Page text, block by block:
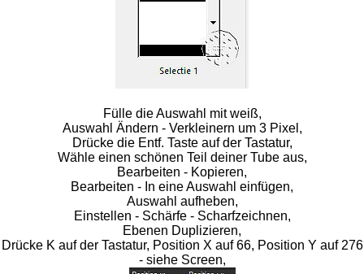
Fülle die Auswahl mit weiß,
Auswahl Ändern - Verkleinern um 3 Pixel,
Drücke die Entf. Taste auf der Tastatur,
Wähle einen schönen Teil deiner Tube aus,
Bearbeiten - Kopieren,
Bearbeiten - In eine Auswahl einfügen,
Auswahl aufheben,
Einstellen - Schärfe - Scharfzeichnen,
Ebenen Duplizieren,
Drücke K auf der Tastatur, Position X auf 66, Position Y auf 276
- siehe Screen,